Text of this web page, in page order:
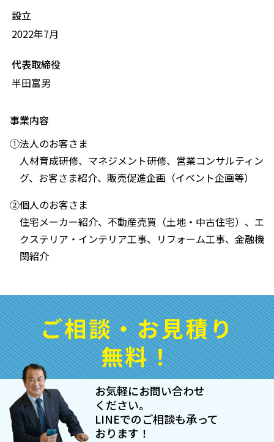
設立
2022年7月
代表取締役
半田富男
事業内容
①法人のお客さま
人材育成研修、マネジメント研修、営業コンサルティン
グ、お客さま紹介、販売促進企画（イベント企画等）
②個人のお客さま
住宅メーカー紹介、不動産売買（土地・中古住宅）、エ
クステリア・インテリア工事、リフォーム工事、金融機
関紹介
ご相談・お見積り
無料！
お気軽にお問い合わせ
ください。
LINEでのご相談も承って
おります！